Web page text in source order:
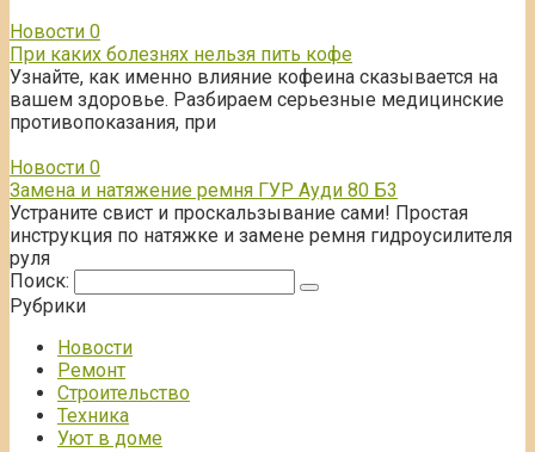
Новости 0
При каких болезнях нельзя пить кофе
Узнайте, как именно влияние кофеина сказывается на
вашем здоровье. Разбираем серьезные медицинские
противопоказания, при
Новости 0
Замена и натяжение ремня ГУР Ауди 80 Б3
Устраните свист и проскальзывание сами! Простая
инструкция по натяжке и замене ремня гидроусилителя
руля
Поиск:
Рубрики
Новости
Ремонт
Строительство
Техника
Уют в доме